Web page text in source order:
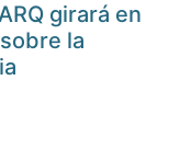
girará en
la